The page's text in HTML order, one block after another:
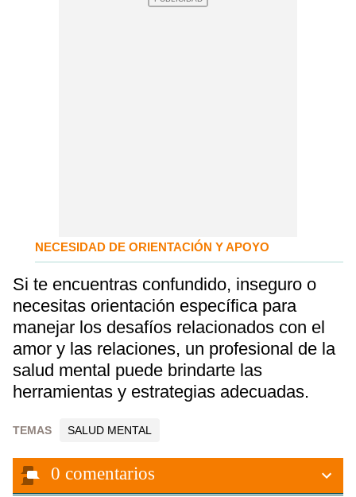
NECESIDAD DE ORIENTACIÓN Y APOYO
Si te encuentras confundido, inseguro o
necesitas orientación específica para
manejar los desafíos relacionados con el
amor y las relaciones, un profesional de la
salud mental puede brindarte las
herramientas y estrategias adecuadas.
TEMAS SALUD MENTAL
0 comentarios